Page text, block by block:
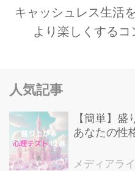
キャッシュレス生活
より楽しくするコ
人気記事
【簡単】盛
あなたの性
メディアラ